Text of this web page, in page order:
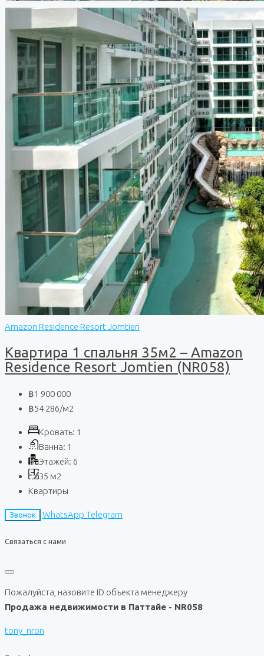
Amazon Residence Resort Jomtien
Квартира 1 спальня 35м2 – Amazon
Residence Resort Jomtien (NR058)
฿1 900 000
฿54 286/м2
Кровать: 1
Ванна: 1
Этажей: 6
35 м2
Квартиры
Звонок WhatsApp Telegram
Связаться с нами
Пожалуйста, назовите ID объекта менеджеру
Продажа недвижимости в Паттайе - NR058
tony_nron